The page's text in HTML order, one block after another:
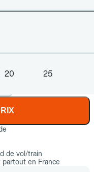
20 25
de vol/train
partout en France